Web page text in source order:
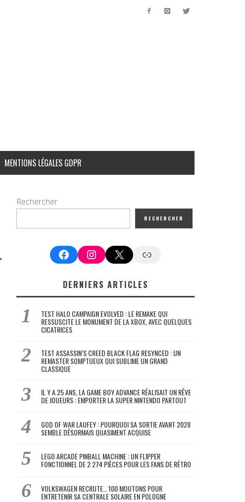
MENTIONS LÉGALES GDPR
Rechercher
RECHERCHER
FacebookInstagram
X Google News
DERNIERS ARTICLES
TEST HALO CAMPAIGN EVOLVED : LE REMAKE QUI
RESSUSCITE LE MONUMENT DE LA XBOX, AVEC QUELQUES
CICATRICES
TEST ASSASSIN’S CREED BLACK FLAG RESYNCED : UN
REMASTER SOMPTUEUX QUI SUBLIME UN GRAND
CLASSIQUE
IL Y A 25 ANS, LA GAME BOY ADVANCE RÉALISAIT UN RÊVE
DE JOUEURS : EMPORTER LA SUPER NINTENDO PARTOUT
GOD OF WAR LAUFEY : POURQUOI SA SORTIE AVANT 2028
SEMBLE DÉSORMAIS QUASIMENT ACQUISE
LEGO ARCADE PINBALL MACHINE : UN FLIPPER
FONCTIONNEL DE 2 274 PIÈCES POUR LES FANS DE RÉTRO
VOLKSWAGEN RECRUTE… 100 MOUTONS POUR
ENTRETENIR SA CENTRALE SOLAIRE EN POLOGNE